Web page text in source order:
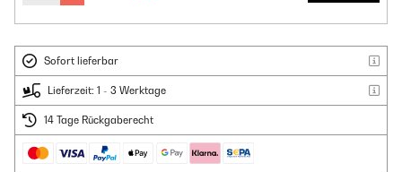
Sofort lieferbar
Lieferzeit: 1 - 3 Werktage
14 Tage Rückgaberecht